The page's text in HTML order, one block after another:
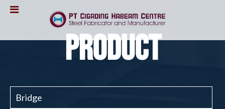
Skip to main content
PRODUCT
PRIMARY TABS
Bridge